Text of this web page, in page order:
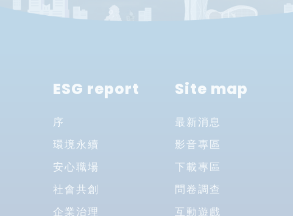
ESG report
序
環境永續
安心職場
社會共創
企業治理
Site map
最新消息
影音專區
下載專區
問卷調查
互動遊戲